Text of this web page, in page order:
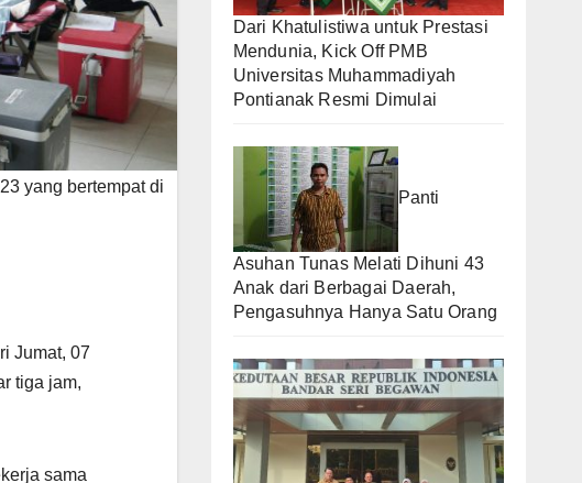
yang bertempat di
Jumat, 07
tiga jam,
sama
Dari Khatulistiwa untuk Prestasi
Mendunia, Kick Off PMB
Universitas Muhammadiyah
Pontianak Resmi Dimulai
Panti
Asuhan Tunas Melati Dihuni 43
Anak dari Berbagai Daerah,
Pengasuhnya Hanya Satu Orang